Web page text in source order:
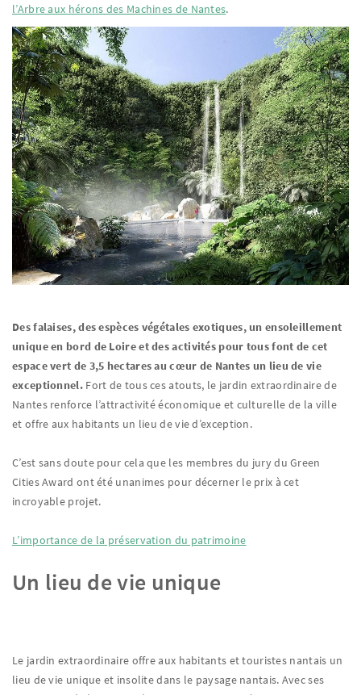
l’Arbre aux hérons des Machines de Nantes.
Des falaises, des espèces végétales exotiques, un ensoleillement
unique en bord de Loire et des activités pour tous font de cet
espace vert de 3,5 hectares au cœur de Nantes un lieu de vie
exceptionnel. Fort de tous ces atouts, le jardin extraordinaire de
Nantes renforce l’attractivité économique et culturelle de la ville
et offre aux habitants un lieu de vie d’exception.
C’est sans doute pour cela que les membres du jury du Green
Cities Award ont été unanimes pour décerner le prix à cet
incroyable projet.
L’importance de la préservation du patrimoine
Un lieu de vie unique
Le jardin extraordinaire offre aux habitants et touristes nantais un
lieu de vie unique et insolite dans le paysage nantais. Avec ses